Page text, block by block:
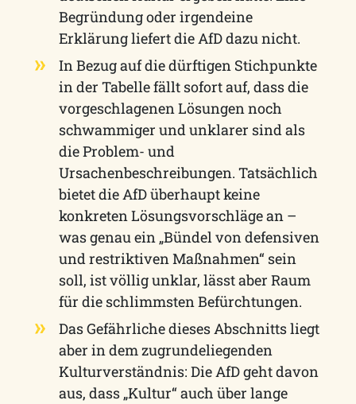
Begründung oder irgendeine
Erklärung liefert die AfD dazu nicht.
In Bezug auf die dürftigen Stichpunkte
in der Tabelle fällt sofort auf, dass die
vorgeschlagenen Lösungen noch
schwammiger und unklarer sind als
die Problem- und
Ursachenbeschreibungen. Tatsächlich
bietet die AfD überhaupt keine
konkreten Lösungsvorschläge an –
was genau ein „Bündel von defensiven
und restriktiven Maßnahmen“ sein
soll, ist völlig unklar, lässt aber Raum
für die schlimmsten Befürchtungen.
Das Gefährliche dieses Abschnitts liegt
aber in dem zugrundeliegenden
Kulturverständnis: Die AfD geht davon
aus, dass „Kultur“ auch über lange